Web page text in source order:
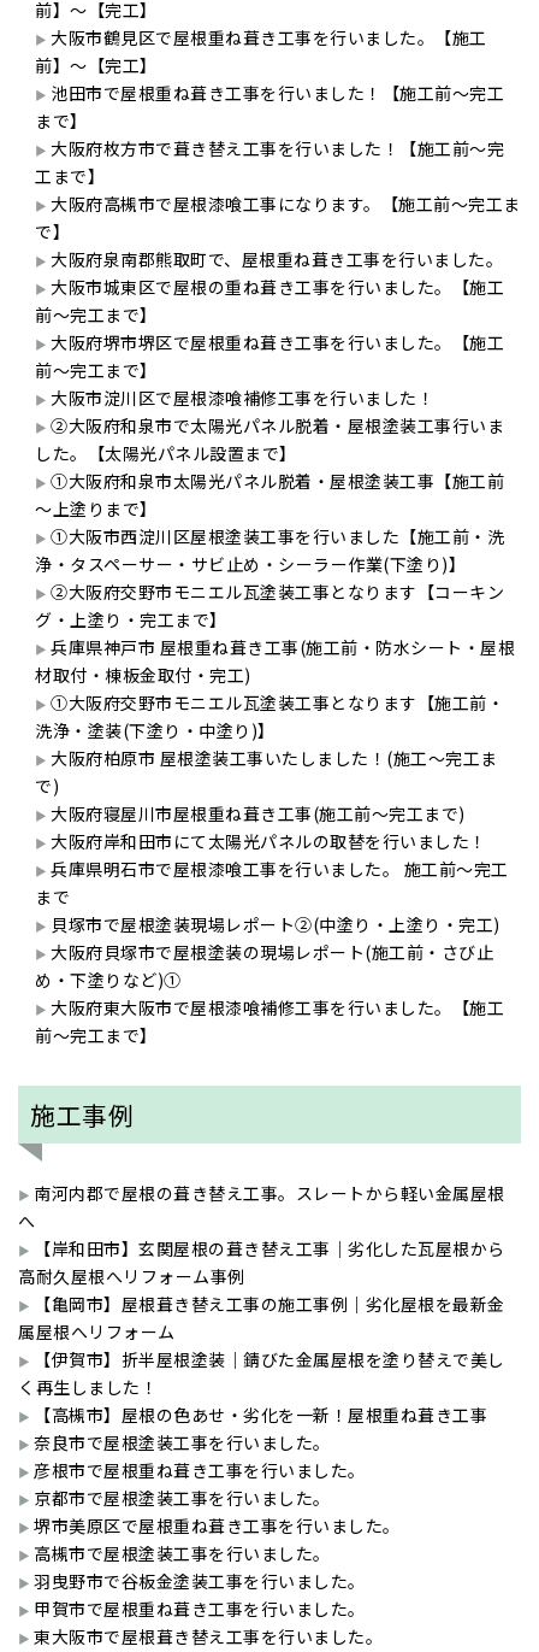
前】～【完工】
大阪市鶴見区で屋根重ね葺き工事を行いました。【施工
前】～【完工】
池田市で屋根重ね葺き工事を行いました！【施工前～完工
まで】
大阪府枚方市で葺き替え工事を行いました！【施工前～完
工まで】
大阪府高槻市で屋根漆喰工事になります。【施工前～完工ま
で】
大阪府泉南郡熊取町で、屋根重ね葺き工事を行いました。
大阪市城東区で屋根の重ね葺き工事を行いました。【施工
前～完工まで】
大阪府堺市堺区で屋根重ね葺き工事を行いました。【施工
前～完工まで】
大阪市淀川区で屋根漆喰補修工事を行いました！
②大阪府和泉市で太陽光パネル脱着・屋根塗装工事行いま
した。【太陽光パネル設置まで】
①大阪府和泉市太陽光パネル脱着・屋根塗装工事【施工前
～上塗りまで】
①大阪市西淀川区屋根塗装工事を行いました【施工前・洗
浄・タスペーサー・サビ止め・シーラー作業(下塗り)】
②大阪府交野市モニエル瓦塗装工事となります【コーキン
グ・上塗り・完工まで】
兵庫県神戸市 屋根重ね葺き工事(施工前・防水シート・屋根
材取付・棟板金取付・完工)
①大阪府交野市モニエル瓦塗装工事となります【施工前・
洗浄・塗装(下塗り・中塗り)】
大阪府柏原市 屋根塗装工事いたしました！(施工～完工ま
で)
大阪府寝屋川市屋根重ね葺き工事(施工前～完工まで)
大阪府岸和田市にて太陽光パネルの取替を行いました！
兵庫県明石市で屋根漆喰工事を行いました。 施工前～完工
まで
貝塚市で屋根塗装現場レポート②(中塗り・上塗り・完工)
大阪府貝塚市で屋根塗装の現場レポート(施工前・さび止
め・下塗りなど)①
大阪府東大阪市で屋根漆喰補修工事を行いました。【施工
前～完工まで】
施工事例
南河内郡で屋根の葺き替え工事。スレートから軽い金属屋根
へ
【岸和田市】玄関屋根の葺き替え工事｜劣化した瓦屋根から
高耐久屋根へリフォーム事例
【亀岡市】屋根葺き替え工事の施工事例｜劣化屋根を最新金
属屋根へリフォーム
【伊賀市】折半屋根塗装｜錆びた金属屋根を塗り替えで美し
く再生しました！
【高槻市】屋根の色あせ・劣化を一新！屋根重ね葺き工事
奈良市で屋根塗装工事を行いました。
彦根市で屋根重ね葺き工事を行いました。
京都市で屋根塗装工事を行いました。
堺市美原区で屋根重ね葺き工事を行いました。
高槻市で屋根塗装工事を行いました。
羽曳野市で谷板金塗装工事を行いました。
甲賀市で屋根重ね葺き工事を行いました。
東大阪市で屋根葺き替え工事を行いました。